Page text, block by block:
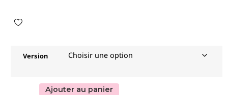
Version
Ajouter au panier